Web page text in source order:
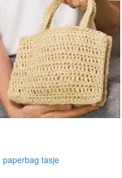
paperbag tasje